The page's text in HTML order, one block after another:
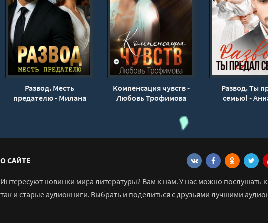
Развод. Месть
предателю - Милана
Компенсация чувств -
Любовь Трофимова
Развод. Ты
семью! -
О САЙТЕ
Интересуют новинки мира литературы? Вам к нам. У нас можно послушать
так и старые аудиокниги. Выбрать и поделиться с друзьями лучшими